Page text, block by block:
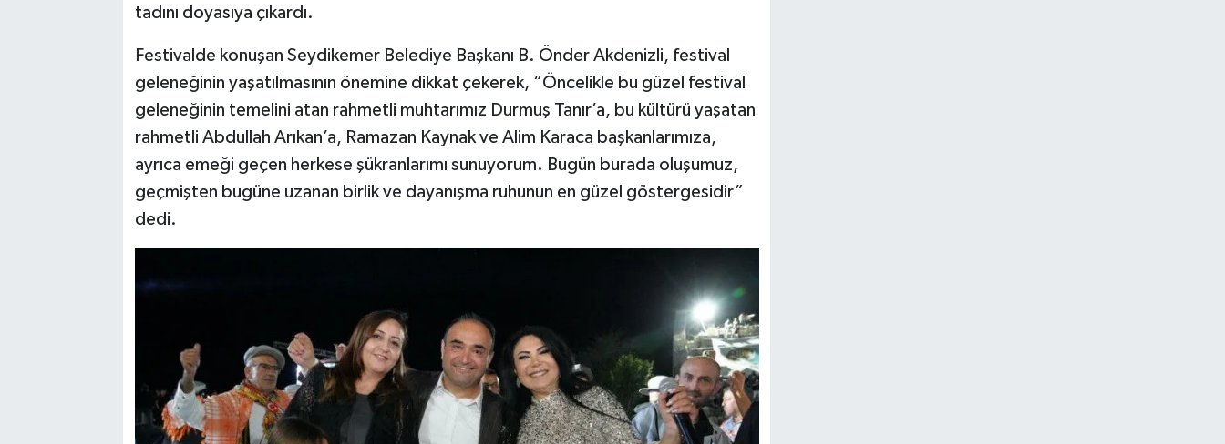
tadını doyasıya çıkardı.
Festivalde konuşan Seydikemer Belediye Başkanı B. Önder Akdenizli, festival
geleneğinin yaşatılmasının önemine dikkat çekerek, “Öncelikle bu güzel festival
geleneğinin temelini atan rahmetli muhtarımız Durmuş Tanır’a, bu kültürü yaşatan
rahmetli Abdullah Arıkan’a, Ramazan Kaynak ve Alim Karaca başkanlarımıza,
ayrıca emeği geçen herkese şükranlarımı sunuyorum. Bugün burada oluşumuz,
geçmişten bugüne uzanan birlik ve dayanışma ruhunun en güzel göstergesidir”
dedi.